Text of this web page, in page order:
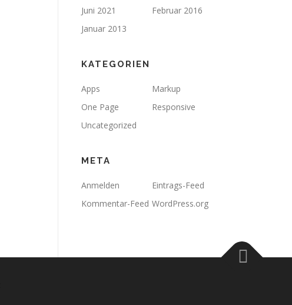
Juni 2021
Februar 2016
Januar 2013
KATEGORIEN
Apps
Markup
One Page
Responsive
Uncategorized
META
Anmelden
Eintrags-Feed
Kommentar-Feed WordPress.org